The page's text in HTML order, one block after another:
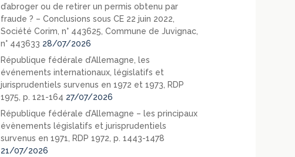
d’abroger ou de retirer un permis obtenu par
fraude ? – Conclusions sous CE 22 juin 2022,
Société Corim, n° 443625, Commune de Juvignac,
n° 443633 28/07/2026
République fédérale d’Allemagne, les
événements internationaux, législatifs et
jurisprudentiels survenus en 1972 et 1973, RDP
1975, p. 121-164 27/07/2026
République fédérale d’Allemagne – les principaux
évènements législatifs et jurisprudentiels
survenus en 1971, RDP 1972, p. 1443-1478
21/07/2026